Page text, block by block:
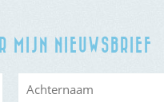
MIJN NIEUWSBRIEF